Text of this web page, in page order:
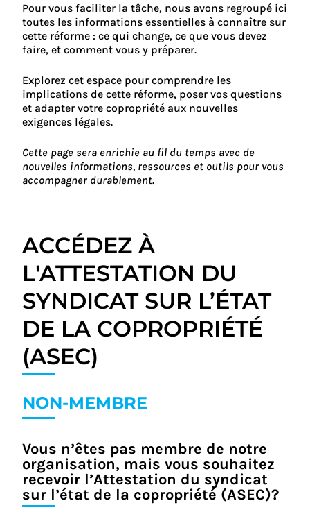
Pour vous faciliter la tâche, nous avons regroupé ici
toutes les informations essentielles à connaître sur
cette réforme : ce qui change, ce que vous devez
faire, et comment vous y préparer.
Explorez cet espace pour comprendre les
implications de cette réforme, poser vos questions
et adapter votre copropriété aux nouvelles
exigences légales.
Cette page sera enrichie au fil du temps avec de
nouvelles informations, ressources et outils pour vous
accompagner durablement.
ACCÉDEZ À
L'ATTESTATION DU
SYNDICAT SUR L’ÉTAT
DE LA COPROPRIÉTÉ
(ASEC)
NON-MEMBRE
Vous n’êtes pas membre de notre
organisation, mais vous souhaitez
recevoir l’Attestation du syndicat
sur l’état de la copropriété (ASEC)?